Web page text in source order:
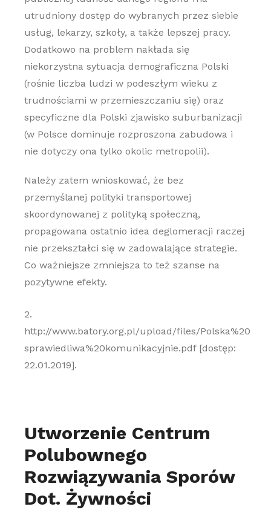
utrudniony dostęp do wybranych przez siebie
usług, lekarzy, szkoły, a także lepszej pracy.
Dodatkowo na problem nakłada się
niekorzystna sytuacja demograficzna Polski
(rośnie liczba ludzi w podeszłym wieku z
trudnościami w przemieszczaniu się) oraz
specyficzne dla Polski zjawisko suburbanizacji
(w Polsce dominuje rozproszona zabudowa i
nie dotyczy ona tylko okolic metropolii).
Należy zatem wnioskować, że bez
przemyślanej polityki transportowej
skoordynowanej z polityką społeczną,
propagowana ostatnio idea deglomeracji raczej
nie przekształci się w zadowalające strategie.
Co ważniejsze zmniejsza to też szanse na
pozytywne efekty.
2.
http://www.batory.org.pl/upload/files/Polska%20
sprawiedliwa%20komunikacyjnie.pdf [dostęp:
22.01.2019].
Utworzenie Centrum
Polubownego
Rozwiązywania Sporów
Dot. Żywności